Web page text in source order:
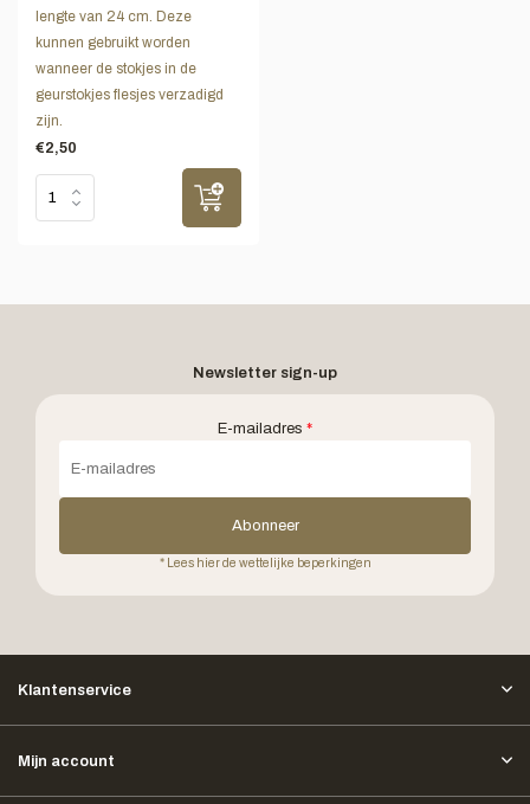
lengte van 24 cm. Deze
kunnen gebruikt worden
wanneer de stokjes in de
geurstokjes flesjes verzadigd
zijn.
€2,50
Newsletter sign-up
E-mailadres *
Abonneer
* Lees hier de wettelijke beperkingen
Klantenservice
Mijn account